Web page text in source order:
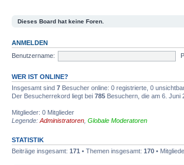
Dieses Board hat keine Foren.
ANMELDEN
Benutzername:
WER IST ONLINE?
Insgesamt sind 7 Besucher online: 0 registrierte, 0
Der Besucherrekord liegt bei 785 Besuchern, die am 6. Juni
Mitglieder: 0 Mitglieder
Legende: Administratoren Globale Moderatoren
STATISTIK
Beiträge insgesamt: 171 • Themen insgesamt: 170 •